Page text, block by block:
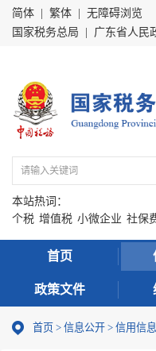
简体 繁体
无障碍浏览
国家税务总局
广东省人民
本站热词：
个税 增值税 小微企业 社保
首页
政策文件
首页 > 信息公开 > 信用信